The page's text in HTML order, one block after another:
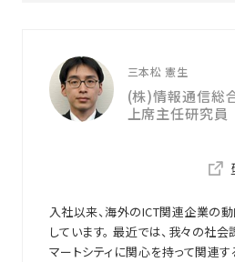
三本松 憲生
(株)情報通信総
上席主任研究員
入社以来、海外のICT関連企業の
しています。 最近では、我々の社
マートシティに関心を持って関連